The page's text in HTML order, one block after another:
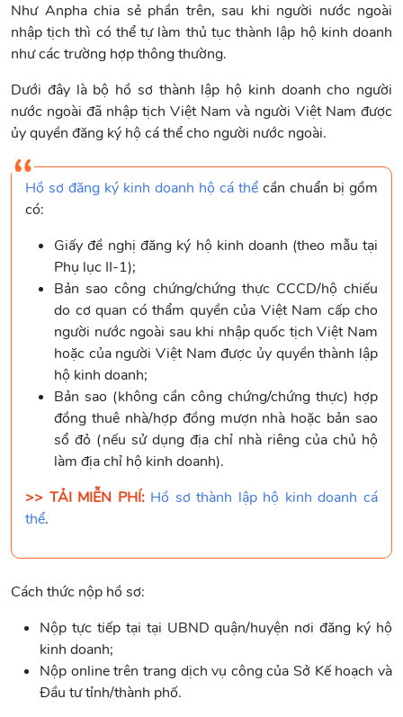
Như Anpha chia sẻ phần trên, sau khi người nước ngoài
nhập tịch thì có thể tự làm thủ tục thành lập hộ kinh doanh
như các trường hợp thông thường.
Dưới đây là bộ hồ sơ thành lập hộ kinh doanh cho người
nước ngoài đã nhập tịch Việt Nam và người Việt Nam được
ủy quyền đăng ký hộ cá thể cho người nước ngoài.
Hồ sơ đăng ký kinh doanh hộ cá thể cần chuẩn bị gồm
có:
Giấy đề nghị đăng ký hộ kinh doanh (theo mẫu tại
Phụ lục II-1);
Bản sao công chứng/chứng thực CCCD/hộ chiếu
do cơ quan có thẩm quyền của Việt Nam cấp cho
người nước ngoài sau khi nhập quốc tịch Việt Nam
hoặc của người Việt Nam được ủy quyền thành lập
hộ kinh doanh;
Bản sao (không cần công chứng/chứng thực) hợp
đồng thuê nhà/hợp đồng mượn nhà hoặc bản sao
sổ đỏ (nếu sử dụng địa chỉ nhà riêng của chủ hộ
làm địa chỉ hộ kinh doanh).
>> TẢI MIỄN PHÍ: Hồ sơ thành lập hộ kinh doanh cá
thể.
Cách thức nộp hồ sơ:
Nộp tực tiếp tại tại UBND quận/huyện nơi đăng ký hộ
kinh doanh;
Nộp online trên trang dịch vụ công của Sở Kế hoạch và
Đầu tư tỉnh/thành phố.